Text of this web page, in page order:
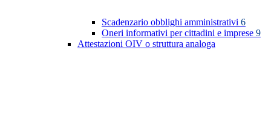
Scadenzario obblighi amministrativi 6
Oneri informativi per cittadini e imprese 9
Attestazioni OIV o struttura analoga